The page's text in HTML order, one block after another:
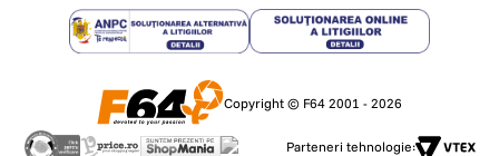
Copyright © F64 2001 - 2026
Parteneri tehnologie: